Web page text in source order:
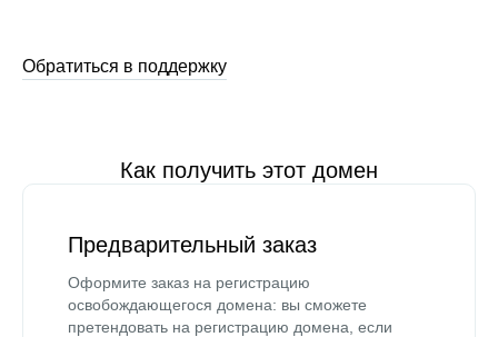
Обратиться в поддержку
Как получить этот домен
Предварительный заказ
Оформите заказ на регистрацию
освобождающегося домена: вы сможете
претендовать на регистрацию домена, если